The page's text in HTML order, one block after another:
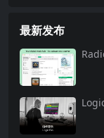
将空间音频
景声 ADM
储存空间要求
最简安装：6GB
最新发布